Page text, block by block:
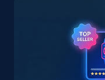
eBay - Gather
specified
URL, Product id,